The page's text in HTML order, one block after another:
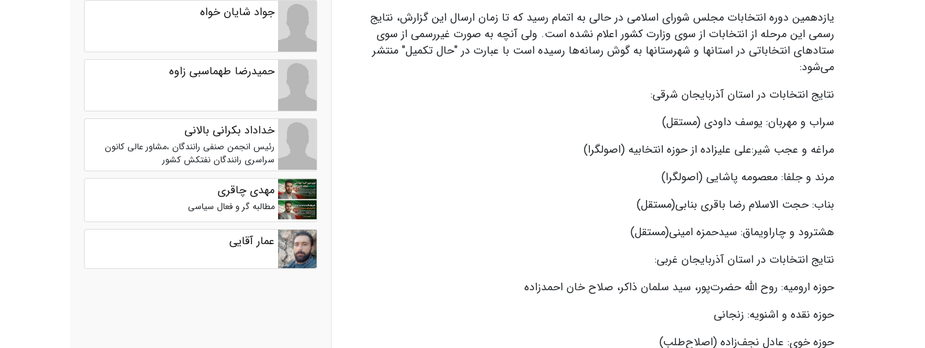
یازدهمین دوره انتخابات مجلس شورای اسلامی در حالی به اتمام رسید که تا زمان ارسال این گزارش، نتایج
رسمی این مرحله از انتخابات از سوی وزارت کشور اعلام نشده است. ولی آنچه به صورت غیررسمی از سوی
ستادهای انتخاباتی در استانها و شهرستانها به گوش رسانه‌ها رسیده است با عبارت در "حال تکمیل" منتشر
می‌شود:
نتایج انتخابات در استان آذربایجان شرقی:
سراب و مهربان: یوسف داودی (مستقل)
مراغه و عجب شیر:علی علیزاده از حوزه انتخابیه (اصولگرا)
مرند و جلفا: معصومه پاشایی (اصولگرا)
بناب: حجت الاسلام رضا باقری بنابی(مستقل)
هشترود و چاراویماق: سیدحمزه امینی(مستقل)
نتایج انتخابات در استان آذربایجان غربی:
حوزه ارومیه: روح الله حضرت‌پور، سید سلمان ذاکر، صلاح خان احمدزاده
حوزه نقده و اشنویه: زنجانی
حوزه خوی: عادل نجف‌زاده (اصلاح‌طلب)
جواد شایان خواه
حمیدرضا طهماسبی زاوه
خداداد بکرانی بالانی
رئیس انجمن صنفی رانندگان ،مشاور عالی کانون
سراسری رانندگان نفتکش کشور
مهدی چاقری
مطالبه گر و فعال سیاسی
عمار آقایی